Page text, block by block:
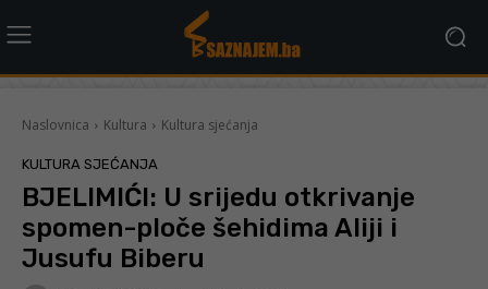
Naslovnica Kultura Kultura sjećanja
KULTURA SJEĆANJA
BJELIMIĆI: U srijedu otkrivanje
spomen-ploče šehidima Aliji i
Jusufu Biberu